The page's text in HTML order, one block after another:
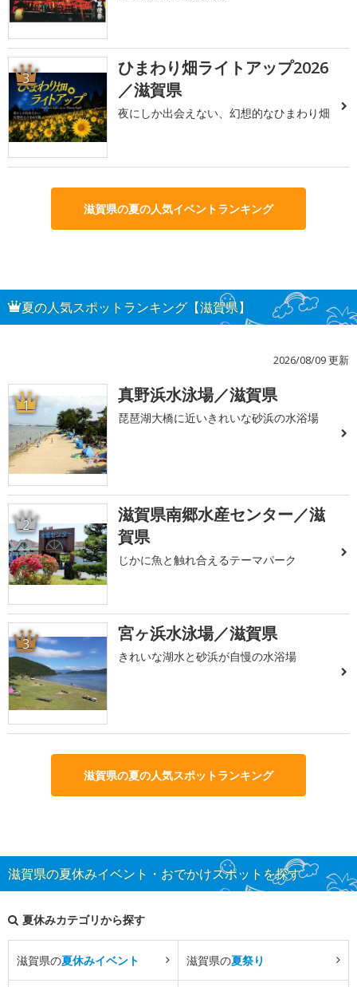
3
ひまわり畑ライトアップ2026
／滋賀県
夜にしか出会えない、幻想的なひまわり畑
滋賀県の夏の人気イベントランキング
夏の人気スポットランキング【滋賀県】
2026/08/09 更新
1 真野浜水泳場／滋賀県
琵琶湖大橋に近いきれいな砂浜の水浴場
2
滋賀県南郷水産センター／滋
賀県
じかに魚と触れ合えるテーマパーク
3 宮ヶ浜水泳場／滋賀県
きれいな湖水と砂浜が自慢の水浴場
滋賀県の夏の人気スポットランキング
滋賀県の夏休みイベント・おでかけスポットを探す
夏休みカテゴリから探す
滋賀県の夏休みイベント 滋賀県の夏祭り